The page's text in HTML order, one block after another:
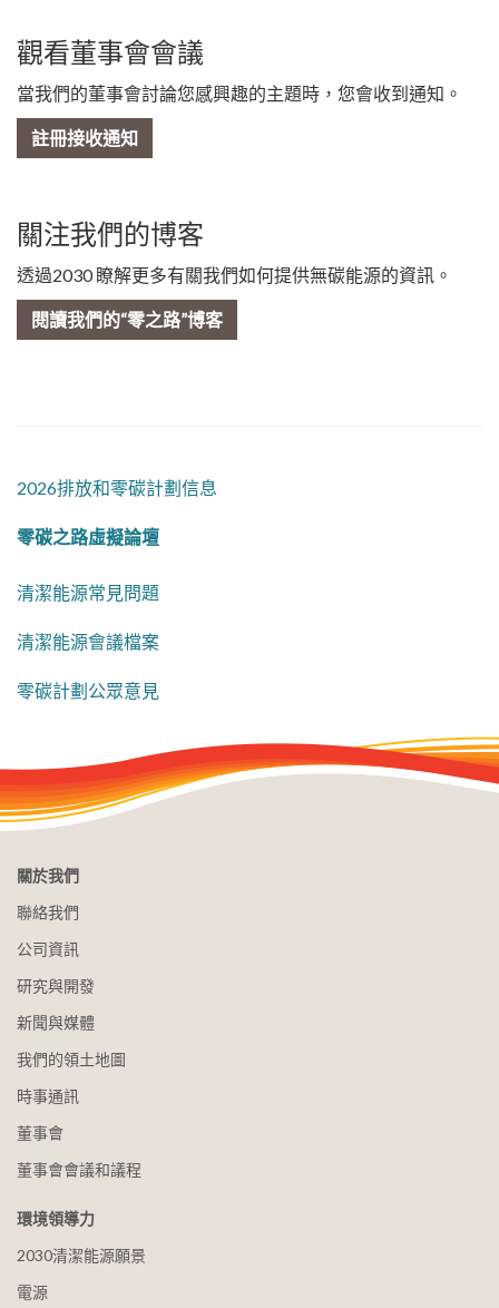
觀看董事會會議
當我們的董事會討論您感興趣的主題時，您會收到通知。
註冊接收通知
關注我們的博客
透過2030 瞭解更多有關我們如何提供無碳能源的資訊。
閱讀我們的“零之路”博客
2026排放和零碳計劃信息
零碳之路虛擬論壇
清潔能源常見問題
清潔能源會議檔案
零碳計劃公眾意見
關於我們
聯絡我們
公司資訊
研究與開發
新聞與媒體
我們的領土地圖
時事通訊
董事會
董事會會議和議程
環境領導力
2030清潔能源願景
電源